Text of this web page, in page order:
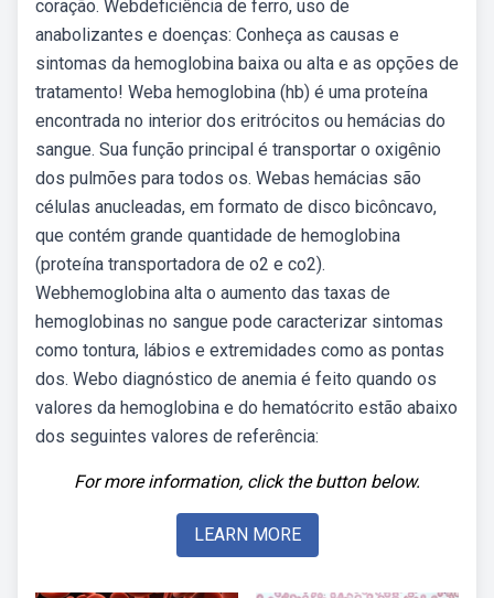
coração. Webdeficiência de ferro, uso de
anabolizantes e doenças: Conheça as causas e
sintomas da hemoglobina baixa ou alta e as opções de
tratamento! Weba hemoglobina (hb) é uma proteína
encontrada no interior dos eritrócitos ou hemácias do
sangue. Sua função principal é transportar o oxigênio
dos pulmões para todos os. Webas hemácias são
células anucleadas, em formato de disco bicôncavo,
que contém grande quantidade de hemoglobina
(proteína transportadora de o2 e co2).
Webhemoglobina alta o aumento das taxas de
hemoglobinas no sangue pode caracterizar sintomas
como tontura, lábios e extremidades como as pontas
dos. Webo diagnóstico de anemia é feito quando os
valores da hemoglobina e do hematócrito estão abaixo
dos seguintes valores de referência:
For more information, click the button below.
LEARN MORE